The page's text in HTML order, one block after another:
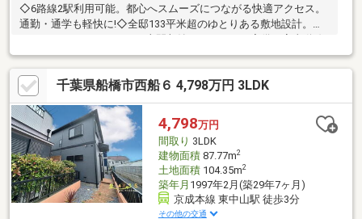
◇6路線2駅利用可能。都心へスムーズにつながる快適アクセス。
通勤・通学も軽快に!◇全邸133平米超のゆとりある敷地設計。ウ
と収納力に配慮した多彩な空間設計！◇南公道6.5ｍの開放感！敷
地内カースペース2台分を確保。ゆとりあるカーライフを実現！来
客時にも便利です。◇家族が自然と集まる、ステージリビングの
ある住まい！趣味や仕事、リビング学習にも♪◇保育園から中学
校、クリニックまで身近に揃う安心の子育て環境。※法令上の制
限：風致地区（中山競馬場風致地区内）・建築基準法第22条区域
※カースペース2台目は車種制限あり。
千葉県船橋市西船６ 4,798万円 3LDK
4,798万円
間取り 3LDK
建物面積87.77m2
土地面積104.35m2
築年月 1997年2月(築29年7ヶ月)
京成本線 東中山駅 徒歩3分
その他の交通